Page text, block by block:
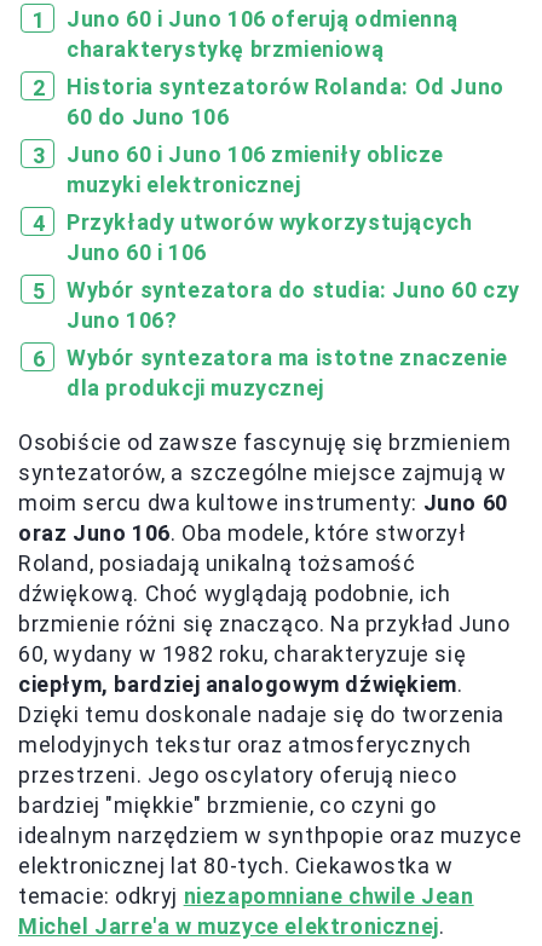
Juno 60 i Juno 106 oferują odmienną
charakterystykę brzmieniową
Historia syntezatorów Rolanda: Od Juno
60 do Juno 106
Juno 60 i Juno 106 zmieniły oblicze
muzyki elektronicznej
Przykłady utworów wykorzystujących
Juno 60 i 106
Wybór syntezatora do studia: Juno 60 czy
Juno 106?
Wybór syntezatora ma istotne znaczenie
dla produkcji muzycznej
Osobiście od zawsze fascynuję się brzmieniem
syntezatorów, a szczególne miejsce zajmują w
moim sercu dwa kultowe instrumenty: Juno 60
oraz Juno 106. Oba modele, które stworzył
Roland, posiadają unikalną tożsamość
dźwiękową. Choć wyglądają podobnie, ich
brzmienie różni się znacząco. Na przykład Juno
60, wydany w 1982 roku, charakteryzuje się
ciepłym, bardziej analogowym dźwiękiem.
Dzięki temu doskonale nadaje się do tworzenia
melodyjnych tekstur oraz atmosferycznych
przestrzeni. Jego oscylatory oferują nieco
bardziej "miękkie" brzmienie, co czyni go
idealnym narzędziem w synthpopie oraz muzyce
elektronicznej lat 80-tych. Ciekawostka w
temacie: odkryj niezapomniane chwile Jean
Michel Jarre'a w muzyce elektronicznej.